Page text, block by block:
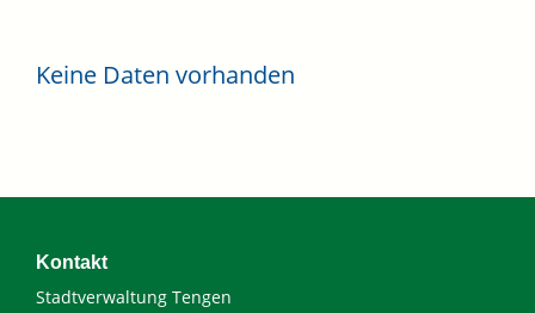
Keine Daten vorhanden
Kontakt
Stadtverwaltung Tengen